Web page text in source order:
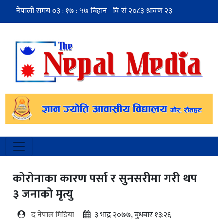
कोरोनाका कारण पर्सा र सुनसरीमा गरी थप
३ जनाको मृत्यु
द नेपाल मिडिया ३ भाद्र २०७७, बुधबार १३:२६